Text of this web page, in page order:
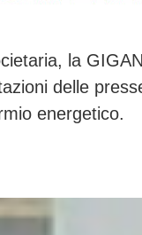
la
delle
energetico.